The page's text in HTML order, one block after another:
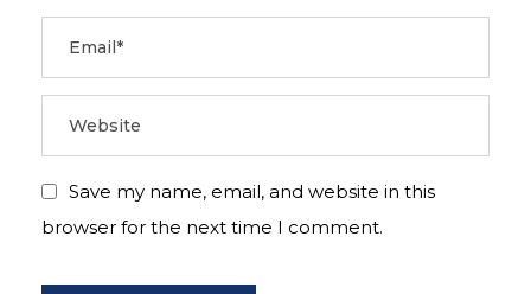
Save my name, email, and website in this
browser for the next time I comment.